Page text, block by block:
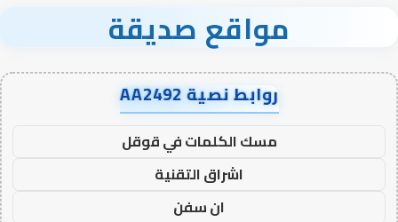
مواقع صديقة
روابط نصية AA2492
مسك الكلمات في قوقل
اشراق التقنية
ان سفن